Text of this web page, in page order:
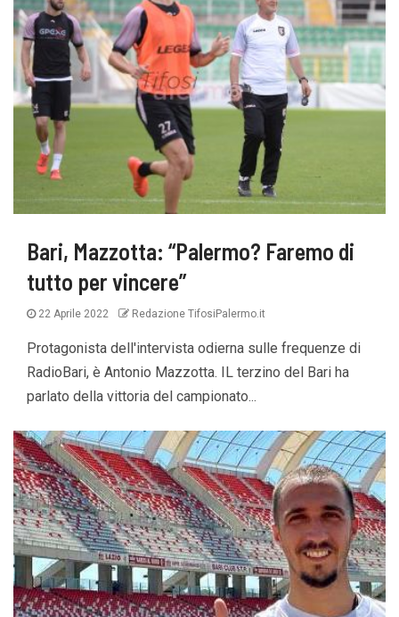
Bari, Mazzotta: “Palermo? Faremo di
tutto per vincere”
22 Aprile 2022 Redazione TifosiPalermo.it
Protagonista dell'intervista odierna sulle frequenze di
RadioBari, è Antonio Mazzotta. IL terzino del Bari ha
parlato della vittoria del campionato...